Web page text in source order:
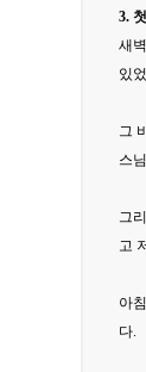
3.
새
있
그
스
그
고
아
다.